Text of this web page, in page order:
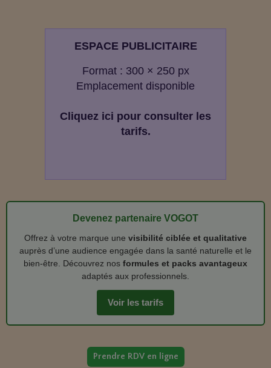
ESPACE PUBLICITAIRE
Format : 300 × 250 px
Emplacement disponible
Cliquez ici pour consulter les
tarifs.
Devenez partenaire VOGOT
Offrez à votre marque une visibilité ciblée et qualitative
auprès d’une audience engagée dans la santé naturelle et le
bien‑être. Découvrez nos formules et packs avantageux
adaptés aux professionnels.
Voir les tarifs
Prendre RDV en ligne